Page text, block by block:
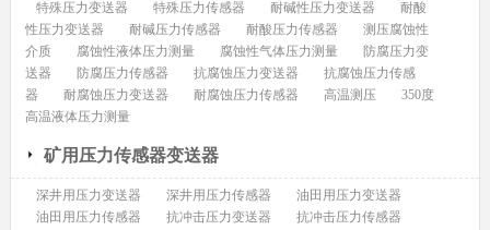
特殊压力变送器
特殊压力传感器 耐碱性压力变送器
耐酸
性压力变送器
耐碱压力传感器 耐酸压力传感器
测压腐蚀性
介质
腐蚀性液体压力测量 腐蚀性气体压力测量
防腐压力变
送器
防腐压力传感器 抗腐蚀压力变送器
抗腐蚀压力传感
器
耐腐蚀压力变送器 耐腐蚀压力传感器 高温测压
350度
高温液体压力测量
矿用压力传感器变送器
深井用压力变送器 深井用压力传感器
油田用压力变送器
油田用压力传感器
抗冲击压力变送器
抗冲击压力传感器